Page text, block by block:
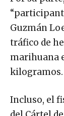
Guzmán
tráfico de
marihuana
kilogramos.
Incluso, el
del Cártel